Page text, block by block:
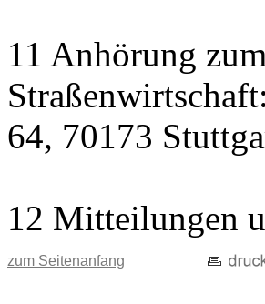
11 Anhörung
64, 70173
12 Mitteilungen
zum Seitenanfang